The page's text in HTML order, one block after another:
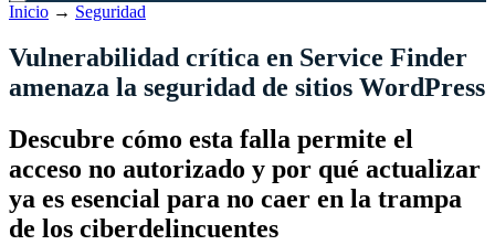
Inicio → Seguridad
Vulnerabilidad crítica en Service Finder
amenaza la seguridad de sitios WordPress
Descubre cómo esta falla permite el
acceso no autorizado y por qué actualizar
ya es esencial para no caer en la trampa
de los ciberdelincuentes